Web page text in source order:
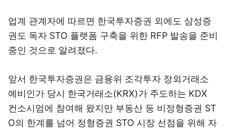
업계 관계자에 따르면 한국투자증권 외에도 삼성증
권도 독자 STO 플랫폼 구축을 위한 RFP 발송을 준비
중인 것으로 알려졌다.
앞서 한국투자증권은 금융위 조각투자 장외거래소
예비인가 당시 한국거래소(KRX)가 주도하는 KDX
컨소시엄에 참여해 왔지만 부동산 등 비정형증권 ST
O의 한계를 넘어 정형증권 STO 시장 선점을 위해 자